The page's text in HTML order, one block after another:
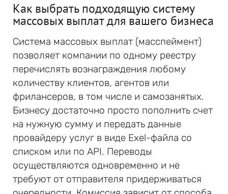
Как выбрать подходящую систему
массовых выплат для вашего бизнеса
Система массовых выплат (масспеймент)
позволяет компании по одному реестру
перечислять вознаграждения любому
количеству клиентов, агентов или
фрилансеров, в том числе и самозанятых.
Бизнесу достаточно просто пополнить счет
на нужную сумму и передать данные
провайдеру услуг в виде Exel-файла со
списком или по API. Переводы
осуществляются одновременно и не
требуют от отправителя придерживаться